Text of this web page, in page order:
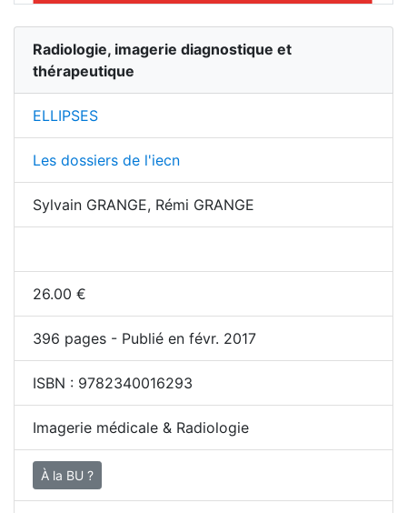
Radiologie, imagerie diagnostique et
thérapeutique
ELLIPSES
Les dossiers de l'iecn
Sylvain GRANGE, Rémi GRANGE
26.00 €
396 pages - Publié en févr. 2017
ISBN : 9782340016293
Imagerie médicale & Radiologie
À la BU ?